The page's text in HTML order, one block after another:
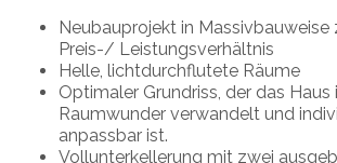
Neubauprojekt in
Preis-/ Leistungsverhältnis
Helle, lichtdurchflutete Räume
Optimaler Grundriss, der das Haus
Raumwunder verwandelt und
anpassbar ist.
Vollunterkellerung mit zwei